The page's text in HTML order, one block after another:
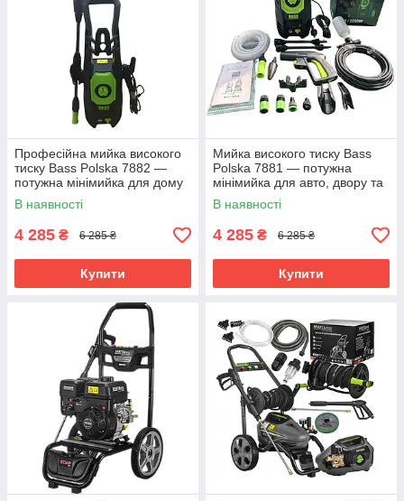
Професійна мийка високого
тиску Bass Polska 7882 —
потужна мінімийка для дому
та авто
В наявності
4 285 ₴ 6 285 ₴
Купити
Мийка високого тиску Bass
Polska 7881 — потужна
мінімийка для авто, двору та
фасаду
В наявності
4 285 ₴ 6 285 ₴
Купити